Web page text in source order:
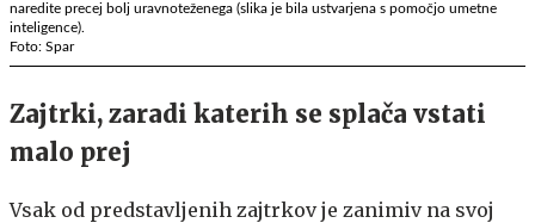
naredite precej bolj uravnoteženega (slika je bila ustvarjena s pomočjo umetne
inteligence).
Foto: Spar
Zajtrki, zaradi katerih se splača vstati
malo prej
Vsak od predstavljenih zajtrkov je zanimiv na svoj